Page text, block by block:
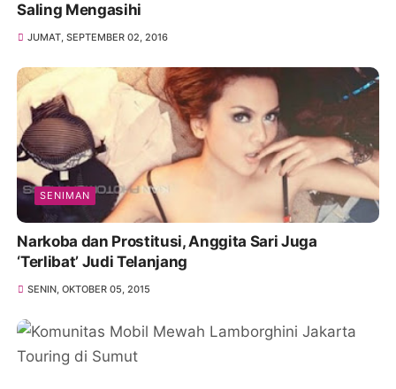
Saling Mengasihi
JUMAT, SEPTEMBER 02, 2016
SENIMAN
Narkoba dan Prostitusi, Anggita Sari Juga
‘Terlibat’ Judi Telanjang
SENIN, OKTOBER 05, 2015